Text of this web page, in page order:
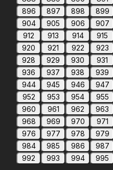
896
897 898 899
904
905 906 907
912
913 914 915
920
921 922 923
928
929 930 931
936
937 938 939
944
945 946 947
952
953 954 955
960
961 962 963
968
969 970 971
976
977 978 979
984
985 986 987
992
993 994 995